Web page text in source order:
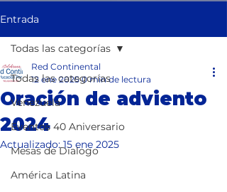
Entrada
Todas las categorías
Venezuela
Eventos 40 Aniversario
Mesas de Dialogo
América Latina
Todas las categorías
Oración de adviento
2024
Red Continental
12 ene 2025 0 min de lectura
Actualizado:15 ene 2025